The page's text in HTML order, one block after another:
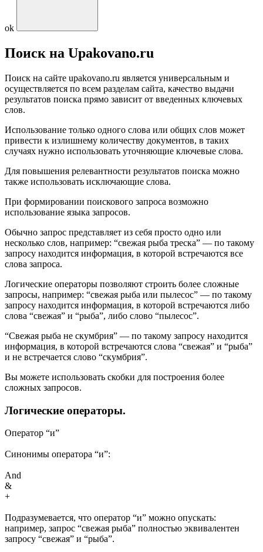
ok
Поиск на Upakovano.ru
Поиск на сайте upakovano.ru является универсальным и
осуществляется по всем разделам сайта, качество выдачи
результатов поиска прямо зависит от введенных ключевых
слов.
Использование только одного слова или общих слов может
привести к излишнему количеству документов, в таких
случаях нужно использовать уточняющие ключевые слова.
Для повышения релевантности результатов поиска можно
также использовать исключающие слова.
При формировании поискового запроса возможно
использование языка запросов.
Обычно запрос представляет из себя просто одно или
несколько слов, например: “свежая рыба треска” — по такому
запросу находится информация, в которой встречаются все
слова запроса.
Логические операторы позволяют строить более сложные
запросы, например: “свежая рыба или пылесос” — по такому
запросу находится информация, в которой встречаются либо
слова “свежая” и “рыба”, либо слово “пылесос”.
“Свежая рыба не скумбрия” — по такому запросу находится
информация, в которой встречаются слова “свежая” и “рыба”
и не встречается слово “скумбрия”.
Вы можете использовать скобки для построения более
сложных запросов.
Логические операторы.
Оператор “и”
Синонимы оператора “и”:
And
&
+
Подразумевается, что оператор “и” можно опускать:
например, запрос “свежая рыба” полностью эквивалентен
запросу “свежая” и “рыба”.